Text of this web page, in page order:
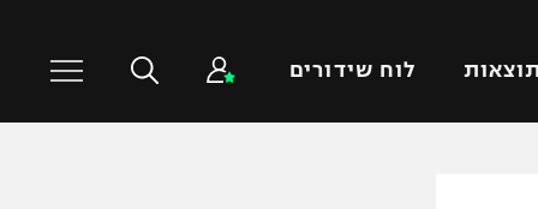
תוצאות לוח שידורים